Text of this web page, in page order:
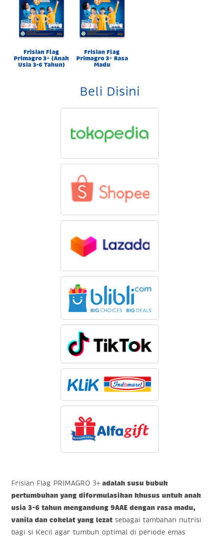
Frisian Flag
Primagro 3+ (Anak
Usia 3-6 Tahun)
Frisian Flag
Primagro 3+ Rasa
Madu
Beli Disini
Frisian Flag PRIMAGRO 3+ adalah susu bubuk
pertumbuhan yang diformulasikan khusus untuk anak
usia 3-6 tahun mengandung 9AAE dengan rasa madu,
vanila dan cokelat yang lezat sebagai tambahan nutrisi
bagi si Kecil agar tumbuh optimal di periode emas